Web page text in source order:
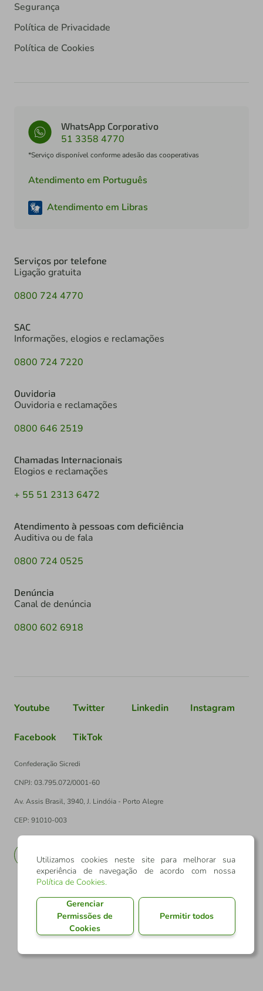
Segurança
Política de Privacidade
Política de Cookies
WhatsApp Corporativo
51 3358 4770
*Serviço disponível conforme adesão das cooperativas
Atendimento em Português
Atendimento em Libras
Serviços por telefone
Ligação gratuita
0800 724 4770
SAC
Informações, elogios e reclamações
0800 724 7220
Ouvidoria
Ouvidoria e reclamações
0800 646 2519
Chamadas Internacionais
Elogios e reclamações
+ 55 51 2313 6472
Atendimento à pessoas com deficiência
Auditiva ou de fala
0800 724 0525
Denúncia
Canal de denúncia
0800 602 6918
Youtube Twitter Linkedin Instagram
Facebook TikTok
Confederação Sicredi
CNPJ: 03.795.072/0001-60
Av. Assis Brasil, 3940, J. Lindóia - Porto Alegre
CEP: 91010-003
Utilizamos cookies neste site para melhorar sua
experiência de navegação de acordo com nossa
Política de Cookies.
Gerenciar
Permissões de
Cookies
Permitir todos